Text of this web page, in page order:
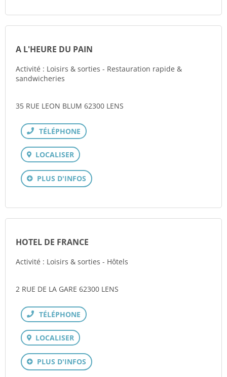
A L'HEURE DU PAIN
Activité : Loisirs & sorties - Restauration rapide &
sandwicheries
35 RUE LEON BLUM 62300 LENS
Téléphone
LOCALISER
PLUS D'INFOS
HOTEL DE FRANCE
Activité : Loisirs & sorties - Hôtels
2 RUE DE LA GARE 62300 LENS
Téléphone
LOCALISER
PLUS D'INFOS